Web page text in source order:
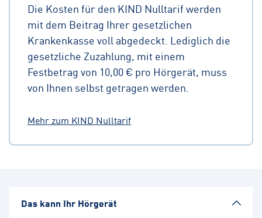
Die Kosten für den KIND Nulltarif werden
mit dem Beitrag Ihrer gesetzlichen
Krankenkasse voll abgedeckt. Lediglich die
gesetzliche Zuzahlung, mit einem
Festbetrag von 10,00 € pro Hörgerät, muss
von Ihnen selbst getragen werden.
Mehr zum KIND Nulltarif
Das kann Ihr Hörgerät